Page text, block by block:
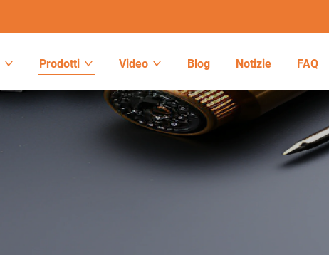
Prodotti Video Blog Notizie FAQ